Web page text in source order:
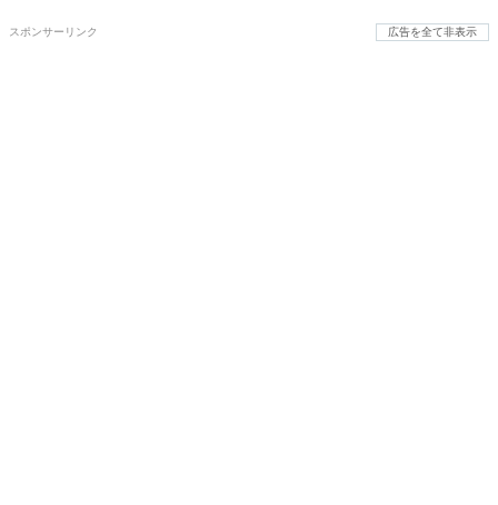
スポンサーリンク 広告を全て非表示